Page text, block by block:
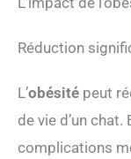
Réduction
L’obésité peut
de vie d’un
complications